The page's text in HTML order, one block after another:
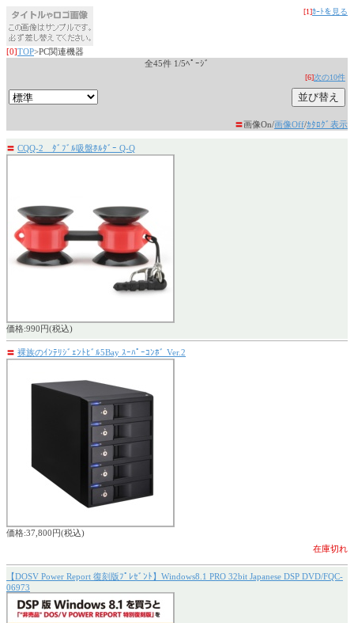
[1]ｶｰﾄを見る
[0]TOP>PC関連機器
全45件 1/5ﾍﾟｰｼﾞ
[6]次の10件
〓画像On/画像Off/ｶﾀﾛｸﾞ表示
〓 CQQ-2 ﾀﾞﾌﾞﾙ吸盤ﾎﾙﾀﾞｰ Q-Q
価格:990円(税込)
〓 裸族のｲﾝﾃﾘｼﾞｪﾝﾄﾋﾞﾙ5Bay ｽｰﾊﾟｰｺﾝﾎﾞ Ver.2
価格:37,800円(税込)
在庫切れ
【DOSV Power Report 復刻版ﾌﾟﾚｾﾞﾝﾄ】Windows8.1 PRO 32bit Japanese DSP DVD/FQC-
06973